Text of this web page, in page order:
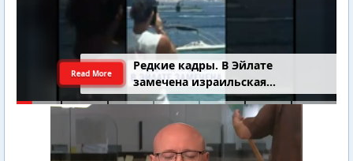
Редкие кадры. В Эйлате
замечена израильская
подводная лодка
Read More